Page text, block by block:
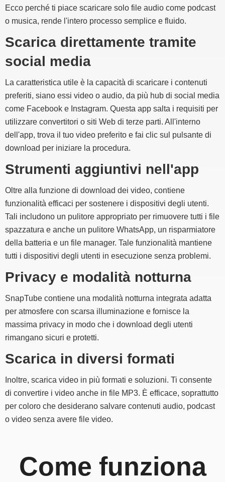
Ecco perché ti piace scaricare solo file audio come podcast
o musica, rende l'intero processo semplice e fluido.
Scarica direttamente tramite
social media
La caratteristica utile è la capacità di scaricare i contenuti
preferiti, siano essi video o audio, da più hub di social media
come Facebook e Instagram. Questa app salta i requisiti per
utilizzare convertitori o siti Web di terze parti. All'interno
dell'app, trova il tuo video preferito e fai clic sul pulsante di
download per iniziare la procedura.
Strumenti aggiuntivi nell'app
Oltre alla funzione di download dei video, contiene
funzionalità efficaci per sostenere i dispositivi degli utenti.
Tali includono un pulitore appropriato per rimuovere tutti i file
spazzatura e anche un pulitore WhatsApp, un risparmiatore
della batteria e un file manager. Tale funzionalità mantiene
tutti i dispositivi degli utenti in esecuzione senza problemi.
Privacy e modalità notturna
SnapTube contiene una modalità notturna integrata adatta
per atmosfere con scarsa illuminazione e fornisce la
massima privacy in modo che i download degli utenti
rimangano sicuri e protetti.
Scarica in diversi formati
Inoltre, scarica video in più formati e soluzioni. Ti consente
di convertire i video anche in file MP3. È efficace, soprattutto
per coloro che desiderano salvare contenuti audio, podcast
o video senza avere file video.
Come funziona